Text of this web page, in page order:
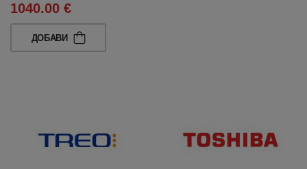
1040.00 €
ДОБАВИ